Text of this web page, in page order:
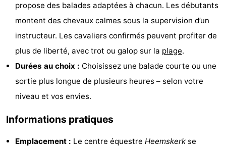
Piscines
Randonnée
golf
Peche
Sportive
Equitation
Boire
et
Événements
propose des balades adaptées à chacun. Les débutants
montent des chevaux calmes sous la supervision d’un
instructeur. Les cavaliers confirmés peuvent profiter de
plus de liberté, avec trot ou galop sur la plage.
Durées au choix : Choisissez une balade courte ou une
sortie plus longue de plusieurs heures – selon votre
niveau et vos envies.
Informations pratiques
Emplacement : Le centre équestre Heemskerk se